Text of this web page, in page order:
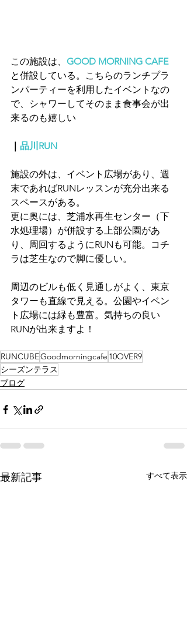
この施設は、 GOOD MORNING CAFE
と併設している。こちらのランチプラ
ンパーティーを利用したイベントなの
で、シャワーしてそのまま食事会が出
来るのも嬉しい
｜ 品川RUN
施設の外は、イベント広場があり、週
末であればRUNレッスンが充分出来る
スペースがある。
更に奥には、芝浦水再生センター（下
水処理場）が併設する上部公園があ
り、周回するようにRUNも可能。コチ
ラは芝生なので脚に優しい。
周辺のビルも低く見通しがよく、東京
タワーも直線で見える。公園やイベン
ト広場には緑も豊富。気持ちの良い
RUNが出来ますよ！
RUNCUBEGoodmorningcafe 10OVER9
シーズンテラス
ブログ
最新記事 すべて表示